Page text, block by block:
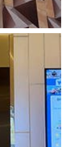
such as
with
are no